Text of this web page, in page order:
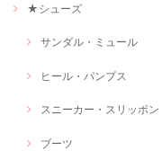
★シューズ
サンダル・ミュール
ヒール・パンプス
スニーカー・スリッポン
ブーツ